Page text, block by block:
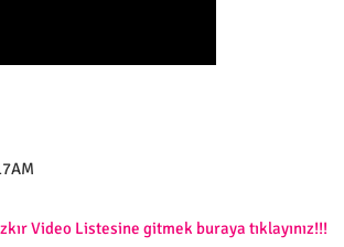
Video Listesine gitmek buraya tıklayınız!!!